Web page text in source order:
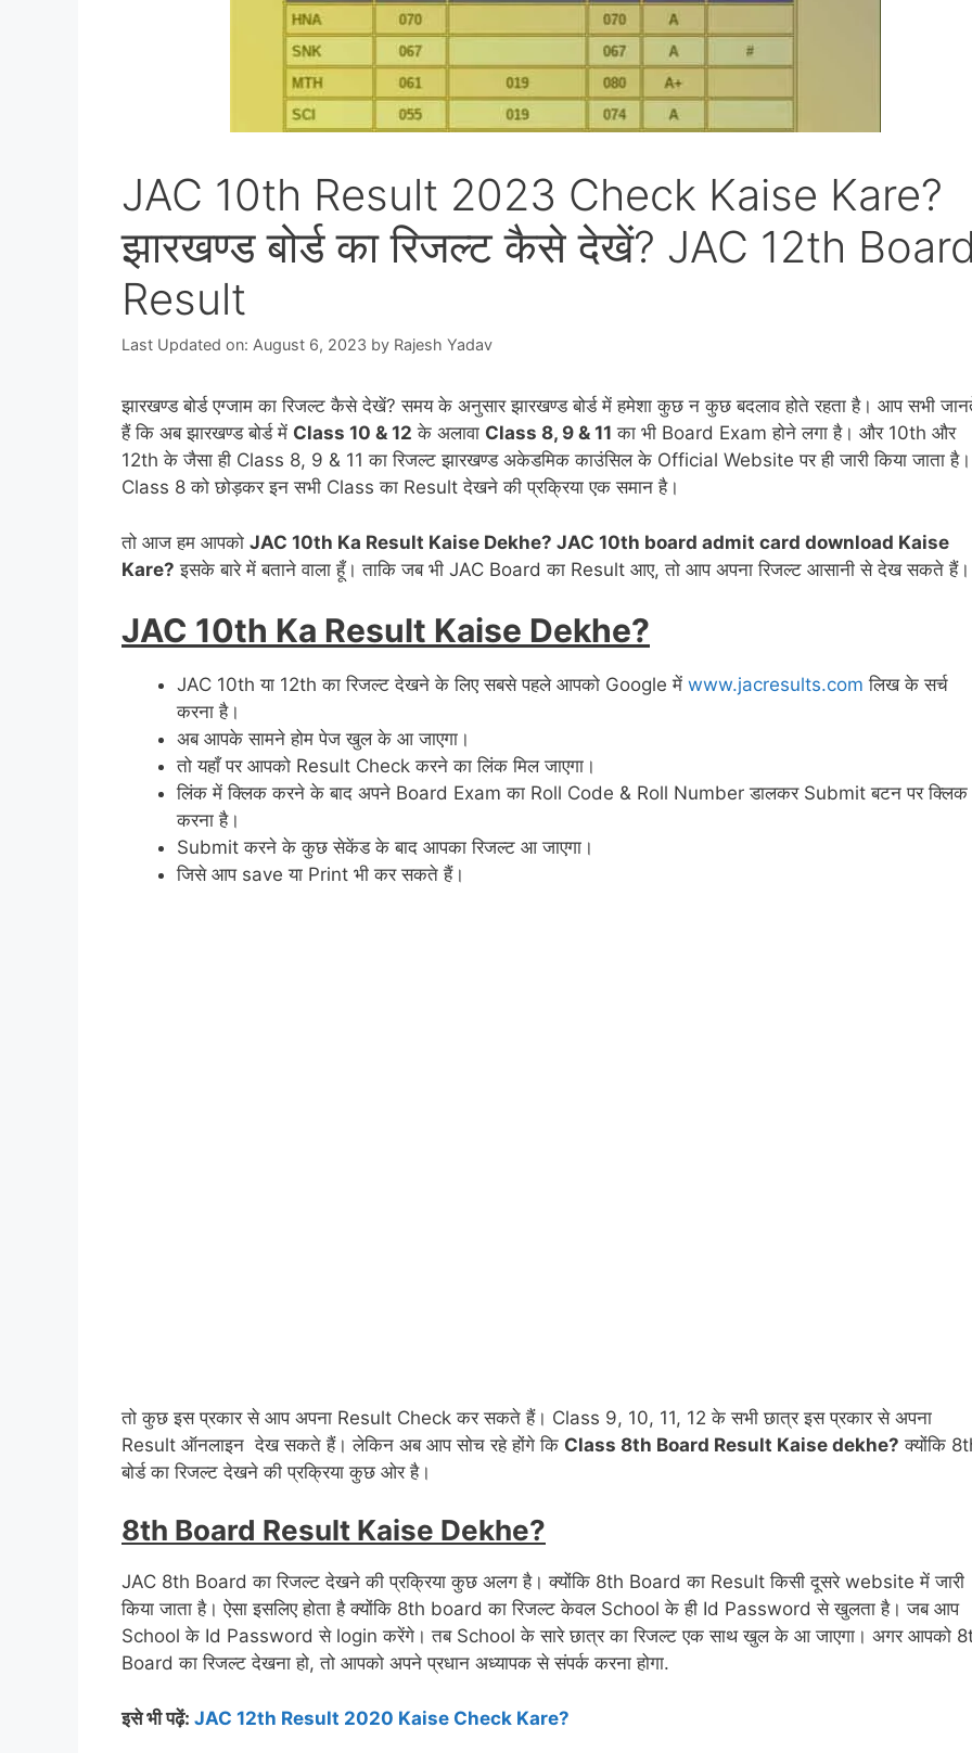
JAC 10th Result 2023 Check Kaise Kare?
झारखण्ड बोर्ड का रिजल्ट कैसे देखें? JAC 12th
Result
Last Updated on: August 6, 2023 by Rajesh Yadav
झारखण्ड बोर्ड एग्जाम का रिजल्ट कैसे देखें? समय के अनुसार झारखण्ड बोर्ड में हमेशा कुछ न कुछ बदलाव होते रहता है। आप सभी
हैं कि अब झारखण्ड बोर्ड में Class 10 & 12 के अलावा Class 8, 9 & 11 का भी Board Exam होने लगा है। और 10th और
12th के जैसा ही Class 8, 9 & 11 का रिजल्ट झारखण्ड अकेडमिक काउंसिल के Official Website पर ही जारी किया जाता है।
Class 8 को छोड़कर इन सभी Class का Result देखने की प्रक्रिया एक समान है।
तो आज हम आपको JAC 10th Ka Result Kaise Dekhe? JAC 10th board admit card download Kaise
Kare? इसके बारे में बताने वाला हूँ। ताकि जब भी JAC Board का Result आए, तो आप अपना रिजल्ट आसानी से देख सकते हैं।
JAC 10th Ka Result Kaise Dekhe?
JAC 10th या 12th का रिजल्ट देखने के लिए सबसे पहले आपको Google में www.jacresults.com लिख के सर्च
करना है।
अब आपके सामने होम पेज खुल के आ जाएगा।
तो यहाँ पर आपको Result Check करने का लिंक मिल जाएगा।
लिंक में क्लिक करने के बाद अपने Board Exam का Roll Code & Roll Number डालकर Submit बटन पर क्लिक
करना है।
Submit करने के कुछ सेकेंड के बाद आपका रिजल्ट आ जाएगा।
जिसे आप save या Print भी कर सकते हैं।
तो कुछ इस प्रकार से आप अपना Result Check कर सकते हैं। Class 9, 10, 11, 12 के सभी छात्र इस प्रकार से अपना
Result ऑनलाइन देख सकते हैं। लेकिन अब आप सोच रहे होंगे कि Class 8th Board Result Kaise dekhe? क्योंकि
बोर्ड का रिजल्ट देखने की प्रक्रिया कुछ ओर है।
8th Board Result Kaise Dekhe?
JAC 8th Board का रिजल्ट देखने की प्रक्रिया कुछ अलग है। क्योंकि 8th Board का Result किसी दूसरे website में जारी
किया जाता है। ऐसा इसलिए होता है क्योंकि 8th board का रिजल्ट केवल School के ही Id Password से खुलता है। जब आप
School के Id Password से login करेंगे। तब School के सारे छात्र का रिजल्ट एक साथ खुल के आ जाएगा। अगर आपको
Board का रिजल्ट देखना हो, तो आपको अपने प्रधान अध्यापक से संपर्क करना होगा.
इसे भी पढ़ें: JAC 12th Result 2020 Kaise Check Kare?